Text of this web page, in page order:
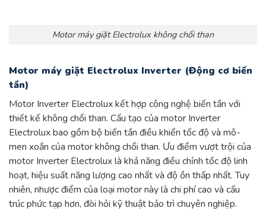
Motor máy giặt Electrolux không chổi than
Motor máy giặt Electrolux Inverter (Động cơ biến
tần)
Motor Inverter Electrolux kết hợp công nghệ biến tần với
thiết kế không chổi than. Cấu tạo của motor Inverter
Electrolux bao gồm bộ biến tần điều khiển tốc độ và mô-
men xoắn của motor không chổi than. Ưu điểm vượt trội của
motor Inverter Electrolux là khả năng điều chỉnh tốc độ linh
hoạt, hiệu suất năng lượng cao nhất và độ ồn thấp nhất. Tuy
nhiên, nhược điểm của loại motor này là chi phí cao và cấu
trúc phức tạp hơn, đòi hỏi kỹ thuật bảo trì chuyên nghiệp.